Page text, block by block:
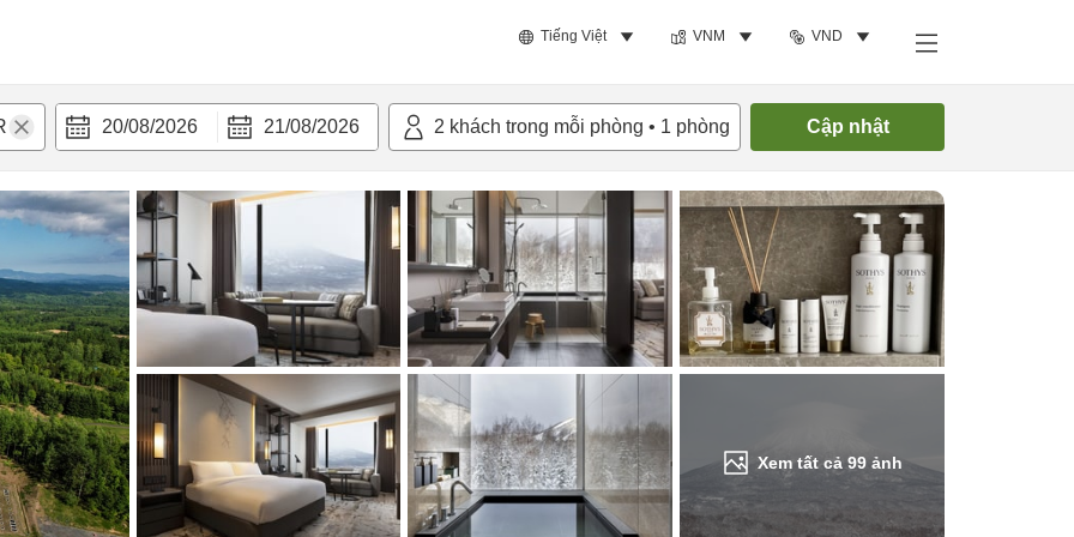
Tiếng Việt VNM VND
20/08/2026 21/08/2026 2 khách trong mỗi phòng • 1 phòng Cập nhật
Xem tất cả99 ảnh
nghi Tìm phòng trống